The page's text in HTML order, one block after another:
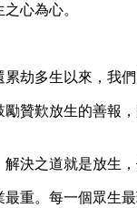
心為心。
劫多生以來，我們
歎放生的善報
之道就是放生，
。每一個眾生